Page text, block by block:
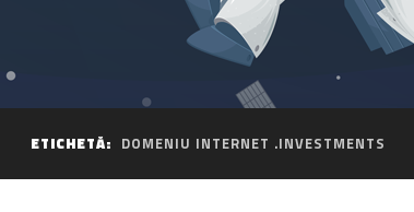
ETICHETĂ: DOMENIU INTERNET .INVESTMENTS